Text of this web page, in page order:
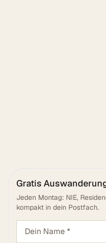
Gratis
Jeden Montag: NIE,
kompakt in dein Postfach.